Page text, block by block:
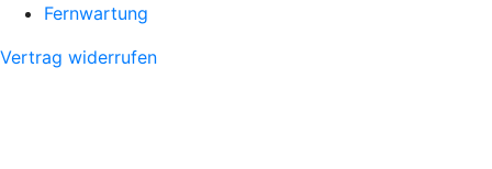
Fernwartung
Vertrag widerrufen